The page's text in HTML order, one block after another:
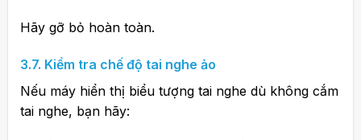
Hãy gỡ bỏ hoàn toàn.
3.7. Kiểm tra chế độ tai nghe ảo
Nếu máy hiển thị biểu tượng tai nghe dù không cắm
tai nghe, bạn hãy: